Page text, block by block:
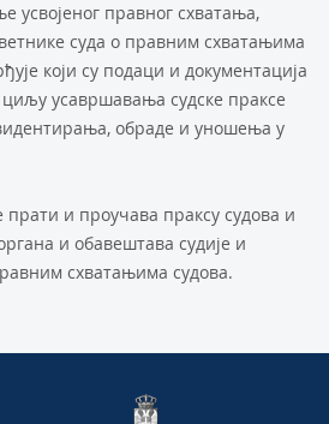
усвојеног правног схватања,
суда о правним схватањима
који су подаци и документација
усавршавања судске праксе
обраде и уношења у
и проучава праксу судова и
и обавештава судије и
схватањима судова.